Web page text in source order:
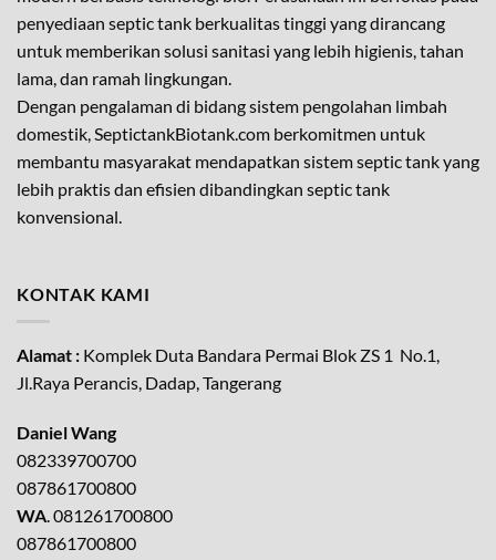
penyediaan septic tank berkualitas tinggi yang dirancang
untuk memberikan solusi sanitasi yang lebih higienis, tahan
lama, dan ramah lingkungan.
Dengan pengalaman di bidang sistem pengolahan limbah
domestik, SeptictankBiotank.com berkomitmen untuk
membantu masyarakat mendapatkan sistem septic tank yang
lebih praktis dan efisien dibandingkan septic tank
konvensional.
KONTAK KAMI
Alamat : Komplek Duta Bandara Permai Blok ZS 1 No.1,
Jl.Raya Perancis, Dadap, Tangerang
Daniel Wang
082339700700
087861700800
WA. 081261700800
087861700800